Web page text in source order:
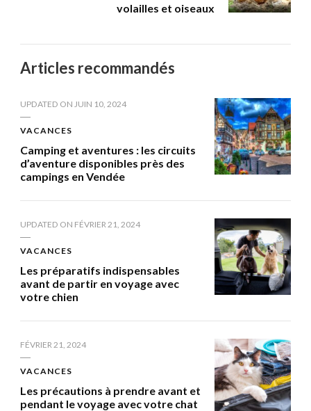
volailles et oiseaux
Articles recommandés
UPDATED ON JUIN 10, 2024
VACANCES
Camping et aventures : les circuits
d’aventure disponibles près des
campings en Vendée
UPDATED ON FÉVRIER 21, 2024
VACANCES
Les préparatifs indispensables
avant de partir en voyage avec
votre chien
FÉVRIER 21, 2024
VACANCES
Les précautions à prendre avant et
pendant le voyage avec votre chat